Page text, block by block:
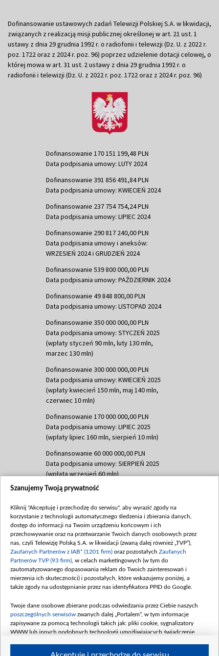
Dofinansowanie ustawowych zadań Telewizji Polskiej S.A. w likwidacji,
związanych z realizacją misji publicznej określonej w art. 21 ust. 1
ustawy z dnia 29 grudnia 1992 r. o radiofonii i telewizji (Dz. U. z 2022 r.
poz. 1722 oraz z 2024 r. poz. 96) poprzez udzielenie dotacji celowej, o
której mowa w art. 31 ust. 2 ustawy z dnia 29 grudnia 1992 r. o
radiofonii i telewizji (Dz. U. z 2022 r. poz. 1722 oraz z 2024 r. poz. 96)
Dofinansowanie 170 151 199,48 PLN
Data podpisania umowy: LUTY 2024
Dofinansowanie 391 856 491,84 PLN
Data podpisania umowy: KWIECIEŃ 2024
Dofinansowanie 237 754 754,24 PLN
Data podpisania umowy: LIPIEC 2024
Dofinansowanie 290 817 240,00 PLN
Data podpisania umowy i aneksów:
WRZESIEŃ 2024 i GRUDZIEŃ 2024
Dofinansowanie 539 800 000,00 PLN
Data podpisania umowy: PAŹDZIERNIK 2024
Dofinansowanie 49 848 800,00 PLN
Data podpisania umowy: LISTOPAD 2024
Dofinansowanie 350 000 000,00 PLN
Data podpisania umowy: STYCZEŃ 2025
(wpłaty styczeń 90 mln, luty 130 mln,
marzec 130 mln)
Dofinansowanie 300 000 000,00 PLN
Data podpisania umowy: KWIECIEŃ 2025
(wpłaty kwiecień 150 mln, maj 140 mln,
czerwiec 10 mln)
Dofinansowanie 170 000 000,00 PLN
Data podpisania umowy: LIPIEC 2025
(wpłaty lipiec 160 mln, sierpień 10 mln)
Dofinansowanie 60 000 000,00 PLN
Data podpisania umowy: SIERPIEŃ 2025
(wpłata wrzesień 60 mln)
Dofinansowanie 635 783 051,21 PLN
(wpłata wrzesień 100 mln, październik 350
mln, listopad 265 mln)
Dofinansowanie 48 862 000,00 PLN
Data podpisania umowy: GRUDZIEŃ 2025
(wpłata grudzień 60,548 mln)
Dofinansowanie 900 000 000,00 PLN
Data podpisania umowy: LUTY 2026 (wpłata
kwiecień 180 mln, 7 maja 180 mln, 8
czerwca 90 mln)
Dofinansowanie 250 000 000,00 PLN
4 sierpnia 250 mln
Szanujemy Twoją prywatność
Kliknij "Akceptuję i przechodzę do serwisu", aby wyrazić zgody na
korzystanie z technologii automatycznego śledzenia i zbierania danych,
dostęp do informacji na Twoim urządzeniu końcowym i ich
przechowywanie oraz na przetwarzanie Twoich danych osobowych przez
nas, czyli Telewizję Polską S.A. w likwidacji (zwaną dalej również „TVP”),
Zaufanych Partnerów z IAB* (1201 firm) oraz pozostałych Zaufanych
Partnerów TVP (93 firm) , w celach marketingowych (w tym do
zautomatyzowanego dopasowania reklam do Twoich zainteresowań i
mierzenia ich skuteczności) i pozostałych, które wskazujemy poniżej, a
także zgody na udostępnianie przez nas identyfikatora PPID do Google.
Twoje dane osobowe zbierane podczas odwiedzania przez Ciebie naszych
poszczególnych serwisów zwanych dalej „Portalem”, w tym informacje
zapisywane za pomocą technologii takich jak: pliki cookie, sygnalizatory
WWW lub innych podobnych technologii umożliwiających świadczenie